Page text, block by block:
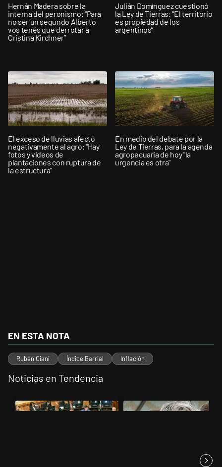
Hernán Madera sobre la
interna del peronismo: "Para
no ser un segundo Alberto
vos tenés que derrotar a
Cristina Kirchner”
Julián Domínguez cuestionó
la Ley de Tierras: “El territorio
es propiedad de los
argentinos”
El exceso de lluvias afectó
negativamente al agro: "Hay
fotos y videos de
plantaciones con ruptura de
la estructura"
En medio del debate por la
Ley de Tierras, para la agenda
agropecuaria de hoy "la
urgencia es otra"
EN ESTA NOTA
Rubén Ciani Índice Barrial Inflación
Noticias en Tendencia
Un artículo de tendencia con el título "La Rosada busca culpables
Un artículo de tendencia con el